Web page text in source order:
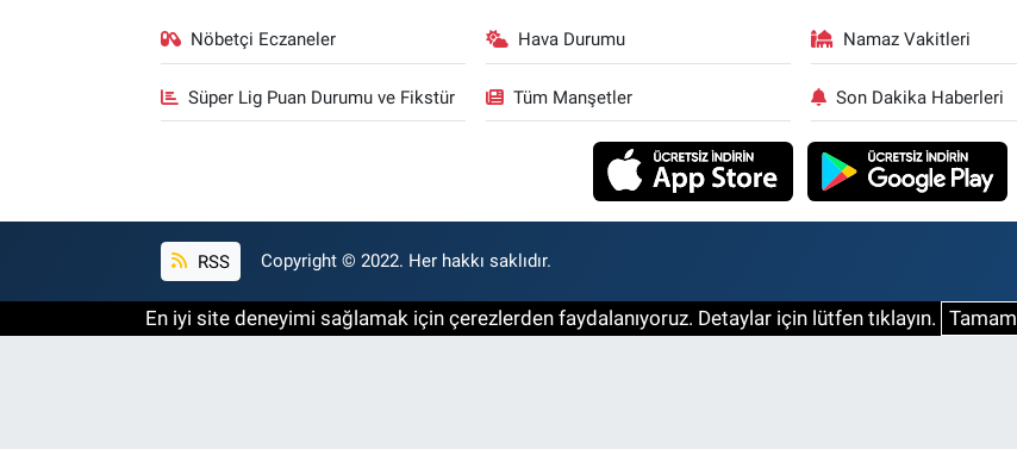
Nöbetçi Eczaneler Hava Durumu Namaz Vakitleri
Süper Lig Puan Durumu ve Fikstür Tüm Manşetler Son Dakika Haberleri
RSS Copyright © 2022. Her hakkı saklıdır.
En iyi site deneyimi sağlamak için çerezlerden faydalanıyoruz. Detaylar için lütfen tıklayın. Tamam